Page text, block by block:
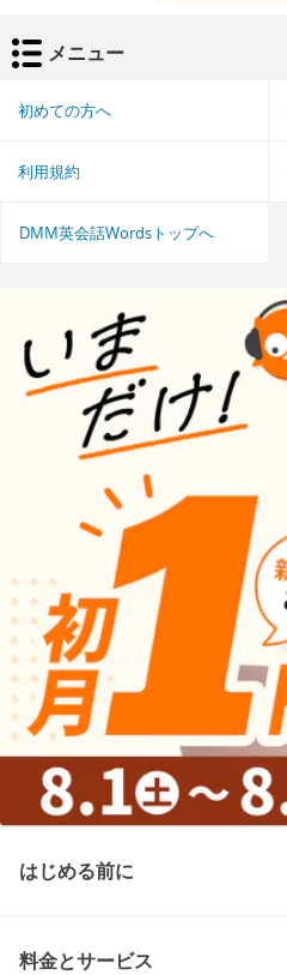
メニュー
初めての方へ
利用規約
DMM英会話Wordsトップへ
はじめる前に
料金とサービス